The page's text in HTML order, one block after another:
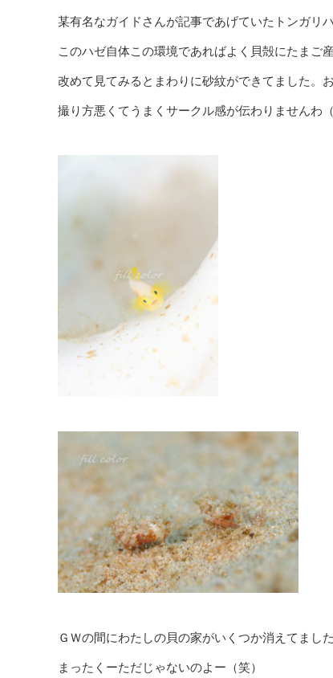
某有名なガイドさんが記事であげていたトンガリ
このハゼ自体この環境であればよく貝殻にたまご
改めて見てみるとまわりに砂紋ができてました。
撮り方悪くてうまくサークル感が伝わりませんわ
ＧＷの間にわたしの貝の家がいくつか消えてまし
まったくーただじゃないのよー（笑）